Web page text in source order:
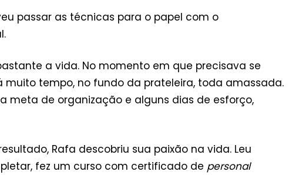
passar as técnicas para o papel com o
a vida. No momento em que precisava se
tempo, no fundo da prateleira, toda amassada.
meta de organização e alguns dias de esforço,
Rafa descobriu sua paixão na vida. Leu
fez um curso com certificado de personal